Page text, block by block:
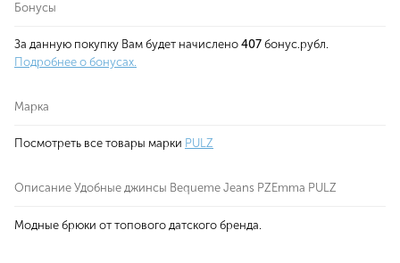
Бонусы
За данную покупку Вам будет начислено 407 бонус.рубл.
Подробнее о бонусах.
Марка
Посмотреть все товары марки PULZ
Описание Удобные джинсы Bequeme Jeans PZEmma PULZ
Модные брюки от топового датского бренда.